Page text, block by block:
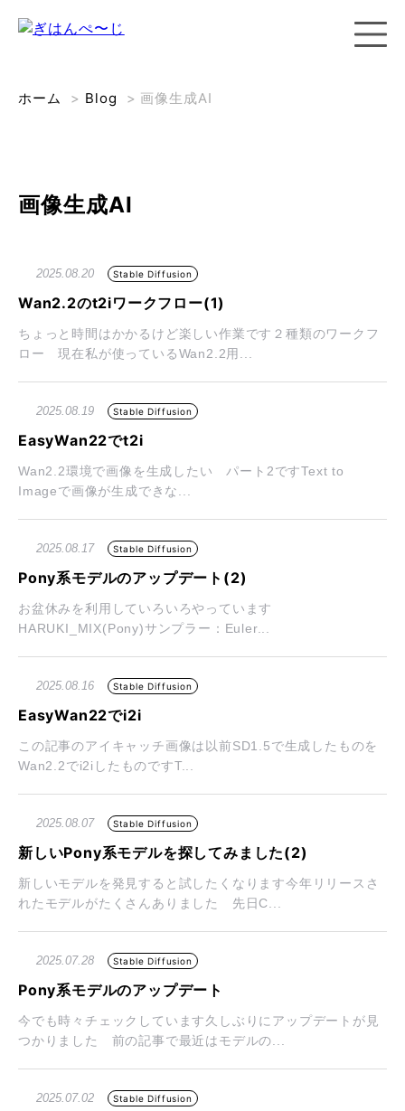
ホーム > Blog > 画像生成AI
画像生成AI
2025.08.20 Stable Diffusion
Wan2.2のt2iワークフロー(1)
ちょっと時間はかかるけど楽しい作業です２種類のワークフ
ロー 現在私が使っているWan2.2用...
2025.08.19 Stable Diffusion
EasyWan22でt2i
Wan2.2環境で画像を生成したい パート2ですText to
Imageで画像が生成できな...
2025.08.17 Stable Diffusion
Pony系モデルのアップデート(2)
お盆休みを利用していろいろやっています
HARUKI_MIX(Pony)サンプラー：Euler...
2025.08.16 Stable Diffusion
EasyWan22でi2i
この記事のアイキャッチ画像は以前SD1.5で生成したものを
Wan2.2でi2iしたものですT...
2025.08.07 Stable Diffusion
新しいPony系モデルを探してみました(2)
新しいモデルを発見すると試したくなります今年リリースさ
れたモデルがたくさんありました 先日C...
2025.07.28 Stable Diffusion
Pony系モデルのアップデート
今でも時々チェックしています久しぶりにアップデートが見
つかりました 前の記事で最近はモデルの...
2025.07.02 Stable Diffusion